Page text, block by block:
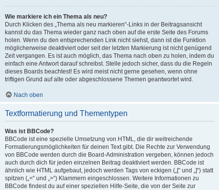
Wie markiere ich ein Thema als neu?
Durch Klicken des „Thema als neu markieren“-Links in der Beitragsansicht
kannst du das Thema wieder ganz nach oben auf die erste Seite des Forums
holen. Wenn du den entsprechenden Link nicht siehst, dann ist die Funktion
möglicherweise deaktiviert oder seit der letzten Markierung ist nicht genügend
Zeit vergangen. Es ist auch möglich, das Thema nach oben zu holen, indem du
einfach eine Antwort darauf schreibst. Stelle jedoch sicher, dass du die Regeln
dieses Boards beachtest! Es wird meist nicht gerne gesehen, wenn ohne
triftigen Grund auf alte oder abgeschlossene Themen geantwortet wird.
Nach oben
Textformatierung und Thementypen
Was ist BBCode?
BBCode ist eine spezielle Umsetzung von HTML, die dir weitreichende
Formatierungsmöglichkeiten für deinen Text gibt. Die Rechte zur Verwendung
von BBCode werden durch die Board-Administration vergeben, können jedoch
auch durch dich für jeden einzelnen Beitrag deaktiviert werden. BBCode ist
ähnlich wie HTML aufgebaut, jedoch werden Tags von eckigen („[“ und „]“) statt
spitzen („<“ und „>“) Klammern eingeschlossen. Weitere Informationen zu
BBCode findest du auf einer speziellen Hilfe-Seite, die von der Seite zur